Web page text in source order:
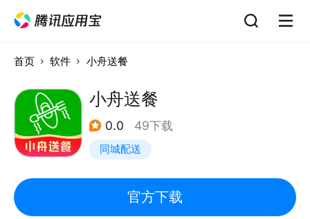
首页 软件 小舟送餐
小舟送餐
0.0 49下载
同城配送
官方下载